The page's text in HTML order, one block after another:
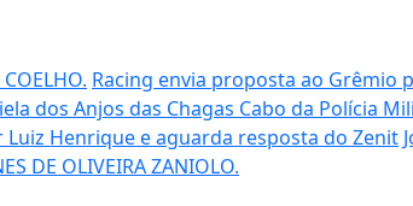
Racing envia proposta ao Grêmio
dos Anjos das Chagas Cabo da Polícia
Henrique e aguarda resposta do Zenit
DE OLIVEIRA ZANIOLO.